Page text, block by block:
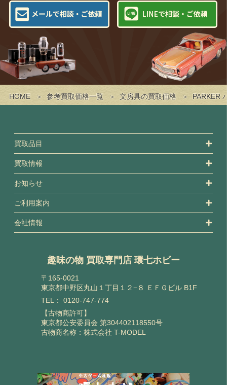
HOME 参考買取価格一覧 文房具の買取価格 PARKER
買取品目
買取情報
お知らせ
ご利用案内
会社情報
趣味の物 買取専門店 環七ホビー
〒165-0021
東京都中野区丸山１丁目１２−８ ＥＦＧビル B1F
TEL： 0120-747-774
【古物商許可】
東京都公安委員会 第304402118550号
古物商名称：株式会社 T-MODEL